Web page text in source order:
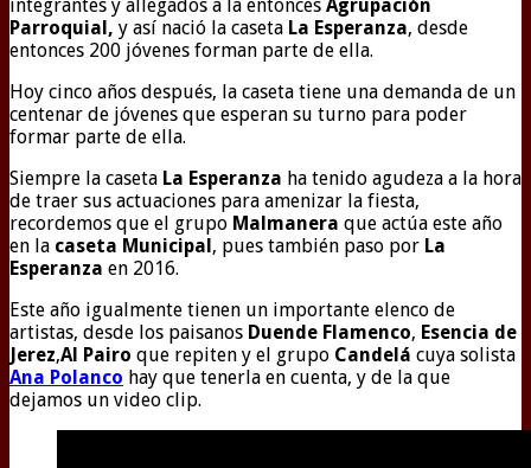
integrantes y allegados a la entonces Agrupación
Parroquial, y así nació la caseta La Esperanza, desde
entonces 200 jóvenes forman parte de ella.
Hoy cinco años después, la caseta tiene una demanda de un
centenar de jóvenes que esperan su turno para poder
formar parte de ella.
Siempre la caseta La Esperanza ha tenido agudeza a la hora
de traer sus actuaciones para amenizar la fiesta,
recordemos que el grupo Malmanera que actúa este año
en la caseta Municipal , pues también paso por La
Esperanza en 2016.
Este año igualmente tienen un importante elenco de
artistas, desde los paisanos Duende Flamenco, Esencia de
Jerez,Al Pairo que repiten y el grupo Candelá cuya solista
Ana Polanco hay que tenerla en cuenta, y de la que
dejamos un video clip.